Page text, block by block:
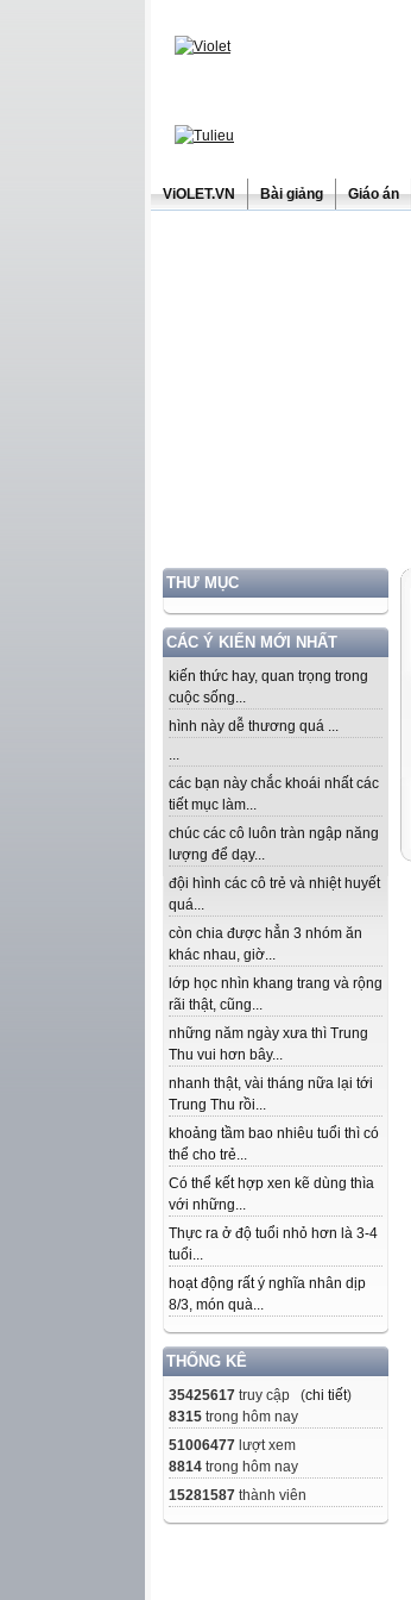
ViOLET.VN Bài giảng Giáo án
THƯ MỤC
CÁC Ý KIẾN MỚI NHẤT
kiến thức hay, quan trọng trong
cuộc sống...
hình này dễ thương quá ...
...
các bạn này chắc khoái nhất các
tiết mục làm...
chúc các cô luôn tràn ngập năng
lượng để dạy...
đội hình các cô trẻ và nhiệt huyết
quá...
còn chia được hẳn 3 nhóm ăn
khác nhau, giờ...
lớp học nhìn khang trang và rộng
rãi thật, cũng...
những năm ngày xưa thì Trung
Thu vui hơn bây...
nhanh thật, vài tháng nữa lại tới
Trung Thu rồi...
khoảng tầm bao nhiêu tuổi thì có
thể cho trẻ...
Có thể kết hợp xen kẽ dùng thìa
với những...
Thực ra ở độ tuổi nhỏ hơn là 3-4
tuổi...
hoạt động rất ý nghĩa nhân dịp
8/3, món quà...
THỐNG KÊ
35425617 truy cập (chi tiết)
8315 trong hôm nay
51006477 lượt xem
8814 trong hôm nay
15281587 thành viên